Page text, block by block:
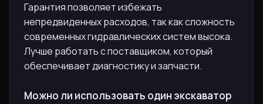
Гарантия позволяет избежать
непредвиденных расходов, так как сложность
современных гидравлических систем высока.
Лучше работать с поставщиком, который
обеспечивает диагностику и запчасти.
Можно ли использовать один экскаватор